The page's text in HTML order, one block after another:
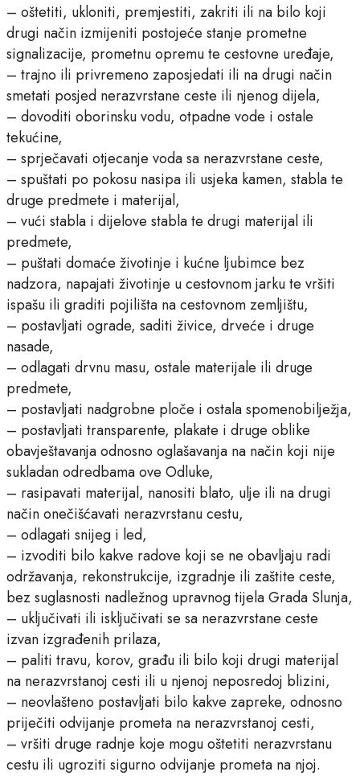
– oštetiti, ukloniti, premjestiti, zakriti ili na bilo koji
drugi način izmijeniti postojeće stanje prometne
signalizacije, prometnu opremu te cestovne uređaje,
– trajno ili privremeno zaposjedati ili na drugi način
smetati posjed nerazvrstane ceste ili njenog dijela,
– dovoditi oborinsku vodu, otpadne vode i ostale
tekućine,
– sprječavati otjecanje voda sa nerazvrstane ceste,
– spuštati po pokosu nasipa ili usjeka kamen, stabla te
druge predmete i materijal,
– vući stabla i dijelove stabla te drugi materijal ili
predmete,
– puštati domaće životinje i kućne ljubimce bez
nadzora, napajati životinje u cestovnom jarku te vršiti
ispašu ili graditi pojilišta na cestovnom zemljištu,
– postavljati ograde, saditi živice, drveće i druge
nasade,
– odlagati drvnu masu, ostale materijale ili druge
predmete,
– postavljati nadgrobne ploče i ostala spomenobilježja,
– postavljati transparente, plakate i druge oblike
obavještavanja odnosno oglašavanja na način koji nije
sukladan odredbama ove Odluke,
– rasipavati materijal, nanositi blato, ulje ili na drugi
način onečišćavati nerazvrstanu cestu,
– odlagati snijeg i led,
– izvoditi bilo kakve radove koji se ne obavljaju radi
održavanja, rekonstrukcije, izgradnje ili zaštite ceste,
bez suglasnosti nadležnog upravnog tijela Grada Slunja,
– uključivati ili isključivati se sa nerazvrstane ceste
izvan izgrađenih prilaza,
– paliti travu, korov, građu ili bilo koji drugi materijal
na nerazvrstanoj cesti ili u njenoj neposredoj blizini,
– neovlašteno postavljati bilo kakve zapreke, odnosno
priječiti odvijanje prometa na nerazvrstanoj cesti,
– vršiti druge radnje koje mogu oštetiti nerazvrstanu
cestu ili ugroziti sigurno odvijanje prometa na njoj.